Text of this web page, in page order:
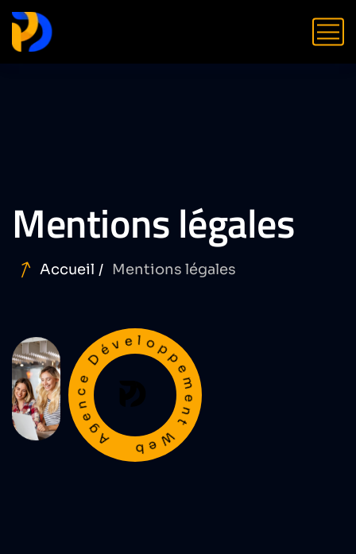
Mentions légales
Accueil Mentions légales
A
g
e
n
c
e
D
é
v
e
lopp
e
m
e
n
t
W
e
b